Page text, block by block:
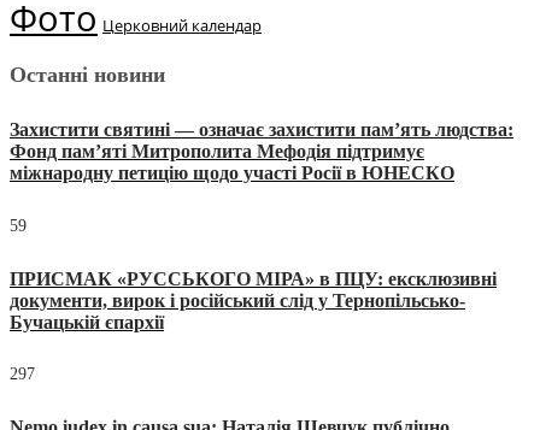
Фото Церковний календар
Останні новини
Захистити святині — означає захистити пам’ять людства:
Фонд пам’яті Митрополита Мефодія підтримує
міжнародну петицію щодо участі Росії в ЮНЕСКО
59
ПРИСМАК «РУССЬКОГО МІРА» в ПЦУ: ексклюзивні
документи, вирок і російський слід у Тернопільсько-
Бучацькій єпархії
297